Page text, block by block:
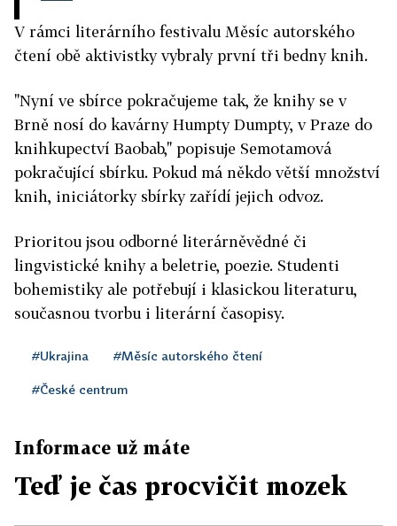
V rámci literárního festivalu Měsíc autorského
čtení obě aktivistky vybraly první tři bedny knih.
"Nyní ve sbírce pokračujeme tak, že knihy se v
Brně nosí do kavárny Humpty Dumpty, v Praze do
knihkupectví Baobab," popisuje Semotamová
pokračující sbírku. Pokud má někdo větší množství
knih, iniciátorky sbírky zařídí jejich odvoz.
Prioritou jsou odborné literárněvědné či
lingvistické knihy a beletrie, poezie. Studenti
bohemistiky ale potřebují i klasickou literaturu,
současnou tvorbu i literární časopisy.
#Ukrajina #Měsíc autorského čtení
#České centrum
Informace už máte
Teď je čas procvičit mozek